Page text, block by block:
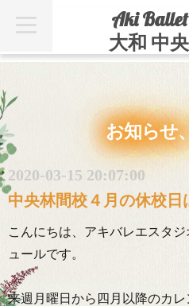
Aki
大和 中
t
o
g
i
n
お知らせ
2020-03-15 20:07:00
中央林間校４月の休校日
こんにちは、アキバレエスタ
ュールです。
来週月曜日から四月以降のカレ